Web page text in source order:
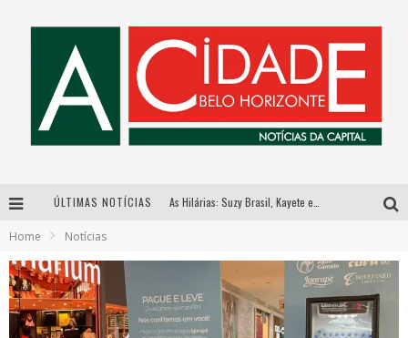
ÚLTIMAS NOTÍCIAS
Esplanada fica pequena e CÊ TÁ DOIDO FESTIVAL anuncia mudança para o gramado do Mineirão
Home Notícias